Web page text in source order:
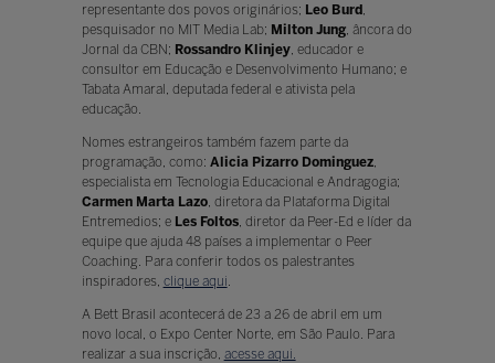
representante dos povos originários; Leo Burd,
pesquisador no MIT Media Lab; Milton Jung, âncora do
Jornal da CBN; Rossandro Klinjey, educador e
consultor em Educação e Desenvolvimento Humano; e
Tabata Amaral, deputada federal e ativista pela
educação.
Nomes estrangeiros também fazem parte da
programação, como: Alicia Pizarro Dominguez,
especialista em Tecnologia Educacional e Andragogia;
Carmen Marta Lazo, diretora da Plataforma Digital
Entremedios; e Les Foltos, diretor da Peer-Ed e líder da
equipe que ajuda 48 países a implementar o Peer
Coaching. Para conferir todos os palestrantes
inspiradores, clique aqui
A Bett Brasil acontecerá de 23 a 26 de abril em um
novo local, o Expo Center Norte, em São Paulo. Para
realizar a sua inscrição, acesse aqui.